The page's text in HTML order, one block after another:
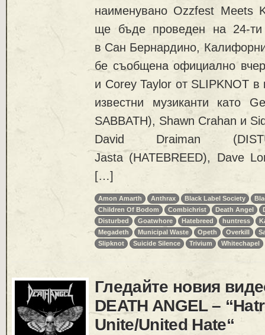
наименувано Ozzfest Meets
ще бъде проведен на 24-
в Сан Бернардино,
бе съобщена официално
и Corey Taylor от SLIPKNOT в
известни музиканти като
SABBATH), Shawn Crahan и
David Draiman
Jasta (HATEBREED), Dave
[…]
Amon Amarth Anthrax Black Label Society
Children Of Bodom
Combichrist Death Angel
Disturbed
Goatwhore Hatebreed huntress
Megadeth
Municipal Waste Opeth Overkill
Slipknot
Suicide Silence Trivium Whitechapel
Гледайте новия
DEATH ANGEL –
Unite/United Hate“